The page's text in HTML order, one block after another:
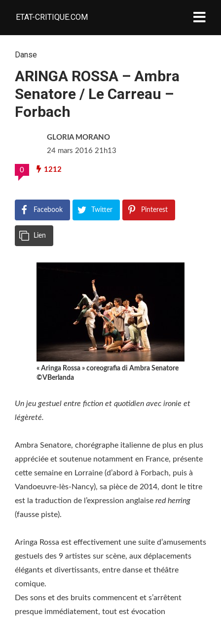
ETAT-CRITIQUE.COM
Danse
ARINGA ROSSA – Ambra
Senatore / Le Carreau –
Forbach
GLORIA MORANO
24 mars 2016 21h13
0 1212
Facebook Twitter Pinterest
Lien
« Aringa Rossa » coreografia di Ambra Senatore
©VBerlanda
Un jeu gestuel entre fiction et quotidien avec ironie et
légèreté.
Ambra Senatore, chorégraphe italienne de plus en plus
appréciée et soutenue notamment en France, présente
cette semaine en Lorraine (d’abord à Forbach, puis à
Vandoeuvre-lès-Nancy), sa pièce de 2014, dont le titre
est la traduction de l’expression anglaise red herring
(fausse piste).
Aringa Rossa est effectivement une suite d’amusements
gestuels des 9 artistes sur scène, aux déplacements
élégants et divertissants, entre danse et théâtre
comique.
Des sons et des bruits commencent et s’arrêtent
presque immédiatement, tout est évocation